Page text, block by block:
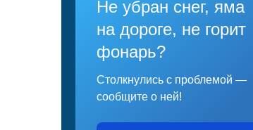
Не убран снег, яма
на дороге, не горит
фонарь?
Столкнулись с проблемой —
сообщите о ней!